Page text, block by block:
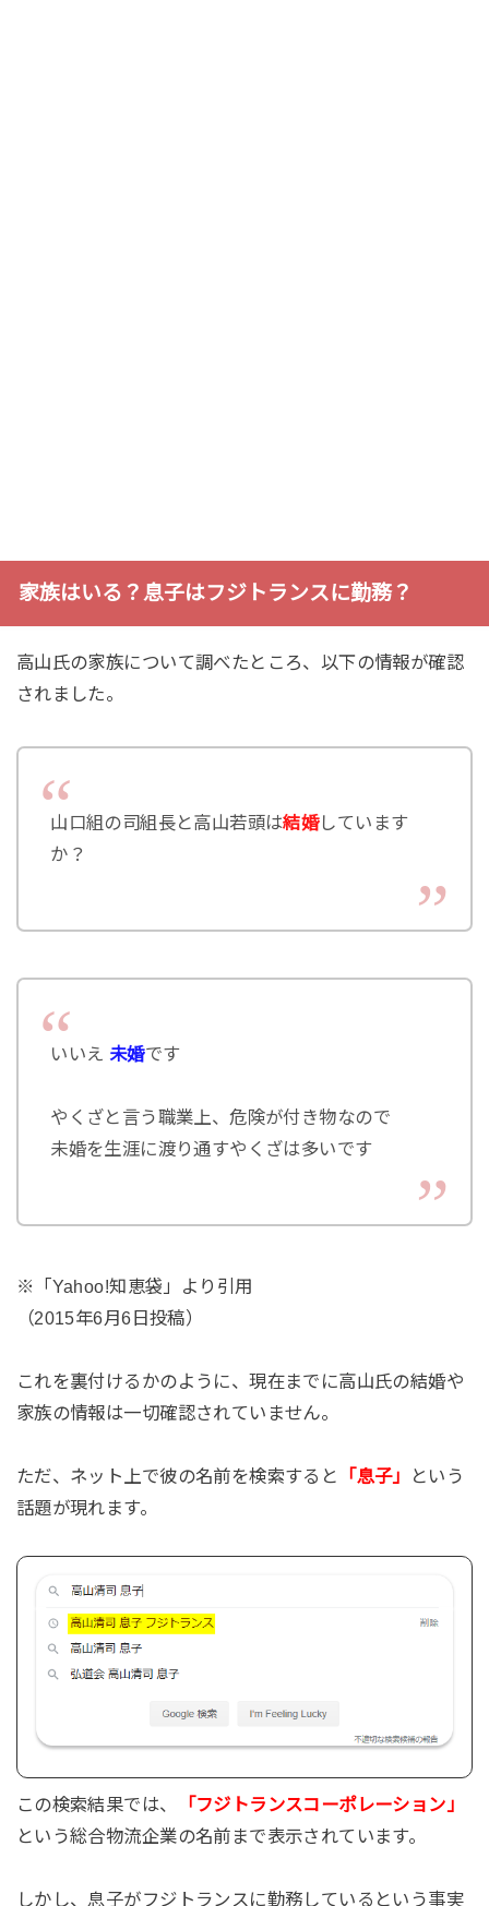
家族はいる？息子はフジトランスに勤務？
高山氏の家族について調べたところ、以下の情報が確認
されました。
山口組の司組長と高山若頭は結婚しています
か？
いいえ 未婚です
やくざと言う職業上、危険が付き物なので
未婚を生涯に渡り通すやくざは多いです
※「Yahoo!知恵袋」より引用
（2015年6月6日投稿）
これを裏付けるかのように、現在までに高山氏の結婚や
家族の情報は一切確認されていません。
ただ、ネット上で彼の名前を検索すると 「息子」
という
話題が現れます。
この検索結果では、
「フジトランスコーポレーション」
という総合物流企業の名前まで表示されています。
しかし、息子がフジトランスに勤務しているという事実